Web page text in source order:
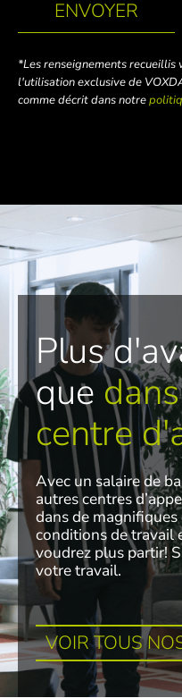
ENVOYER
*Les renseignements recueillis
l'utilisation exclusive de
comme décrit dans notre
Plus
que
centre
Avec un salaire de
autres centres
dans de
conditions de travail
voudrez plus partir!
votre travail.
VOIR TOUS